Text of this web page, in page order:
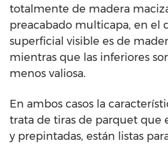
totalmente de madera
preacabado multicapa, en el
superficial visible es de
mientras que las inferiores
menos valiosa.
En ambos casos la
trata de tiras de parquet que
y prepintadas, están listas